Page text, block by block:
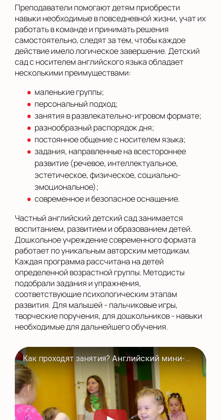
Преподаватели помогают детям приобрести
навыки необходимые в повседневной жизни, учат их
работать в команде и принимать решения
самостоятельно, следят за тем, чтобы каждое
действие имело логическое завершение. Детский
сад с носителем английского языка обладает
несколькими преимуществами:
маленькие группы;
персональный подход;
занятия в развлекательно-игровом формате;
разнообразный распорядок дня;
постоянное общение с носителем языка;
задания, направленные на всестороннее
развитие (речевое, интеллектуальное,
эстетическое, физическое, социально-
эмоциональное);
современное и безопасное оснащение.
Частный английский детский сад занимается
воспитанием, развитием и образованием детей.
Дошкольное учреждение современного формата
работает по уникальным авторским методикам.
Каждая программа рассчитана на детей
определенной возрастной группы. Методисты
подобрали задания и упражнения,
соответствующие психологическим этапам
развития. Для малышей - пальчиковые игры,
творческие поручения, для дошкольников - навыки
необходимые для дальнейшего обучения.
Как проходят занятия? Английский мини-сад в Полиглотиках